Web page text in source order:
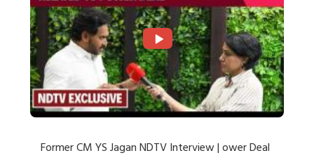
Former CM YS Jagan NDTV Interview | ower Deal